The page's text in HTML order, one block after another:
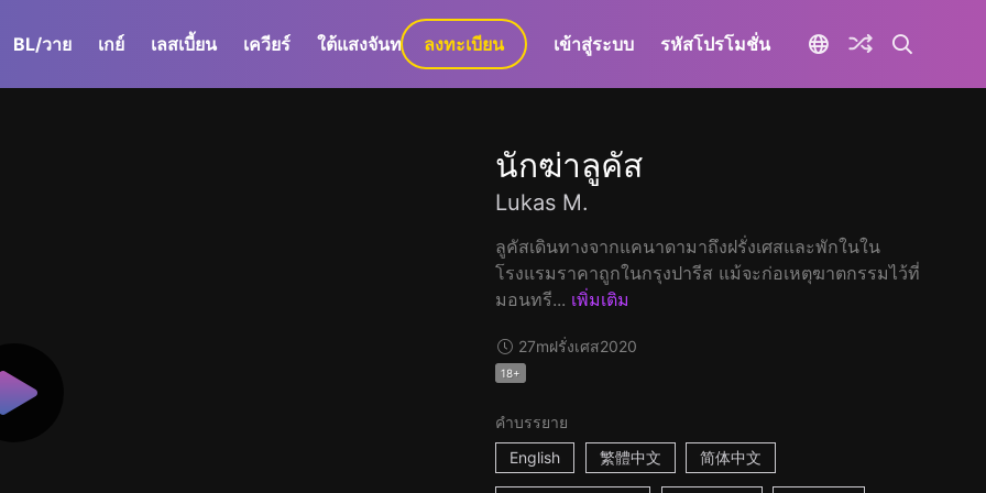
BL/วาย เกย์ เลสเบี้ยน เควียร์ ใต้แสงจันทร์ GaLa+
ลงทะเบียน เข้าสู่ระบบ รหัสโปรโมชั่น
นักฆ่าลูคัส
Lukas M.
ลูคัสเดินทางจากแคนาดามาถึงฝรั่งเศสและพักในใน
โรงแรมราคาถูกในกรุงปารีส แม้จะก่อเหตุฆาตกรรมไว้ที่
มอนทรี... เพิ่มเติม
27mฝรั่งเศส2020
18+
คำบรรยาย
English
繁體中文 简体中文